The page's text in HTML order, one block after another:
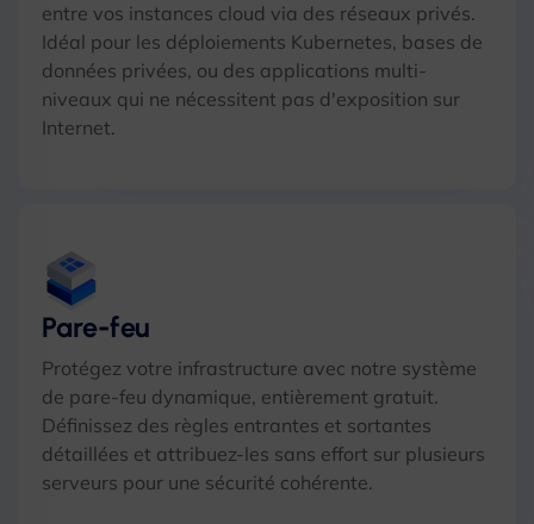
entre vos instances cloud via des réseaux privés.
Idéal pour les déploiements Kubernetes, bases de
données privées, ou des applications multi-
niveaux qui ne nécessitent pas d'exposition sur
Internet.
Pare-feu
Protégez votre infrastructure avec notre système
de pare-feu dynamique, entièrement gratuit.
Définissez des règles entrantes et sortantes
détaillées et attribuez-les sans effort sur plusieurs
serveurs pour une sécurité cohérente.